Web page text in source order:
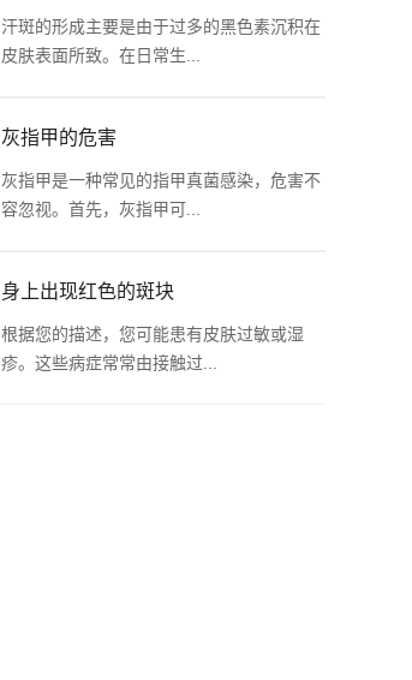
汗斑的形成主要是由于过多的黑色素沉积在
皮肤表面所致。在日常生...
灰指甲的危害
灰指甲是一种常见的指甲真菌感染，危害不
容忽视。首先，灰指甲可...
身上出现红色的斑块
根据您的描述，您可能患有皮肤过敏或湿
疹。这些病症常常由接触过...